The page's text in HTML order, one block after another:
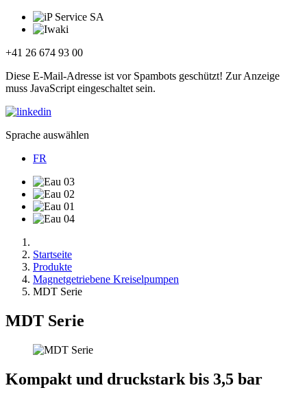
+41 26 674 93 00
Diese E-Mail-Adresse ist vor Spambots geschützt! Zur Anzeige
muss JavaScript eingeschaltet sein.
Sprache auswählen
FR
Startseite
Produkte
Magnetgetriebene Kreiselpumpen
MDT Serie
MDT Serie
Kompakt und druckstark bis 3,5 bar